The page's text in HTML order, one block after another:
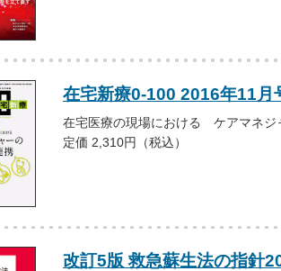
在宅新療0-100 2016年11月
在宅医療の現場における ケアマネジ
定価 2,310円（税込）
改訂5版 救急蘇生法の指針